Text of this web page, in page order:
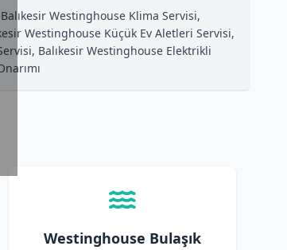
Westinghouse Klima Servisi,
Westinghouse Küçük Ev Aletleri Servisi,
Balıkesir Westinghouse Elektrikli
Westinghouse Bulaşık